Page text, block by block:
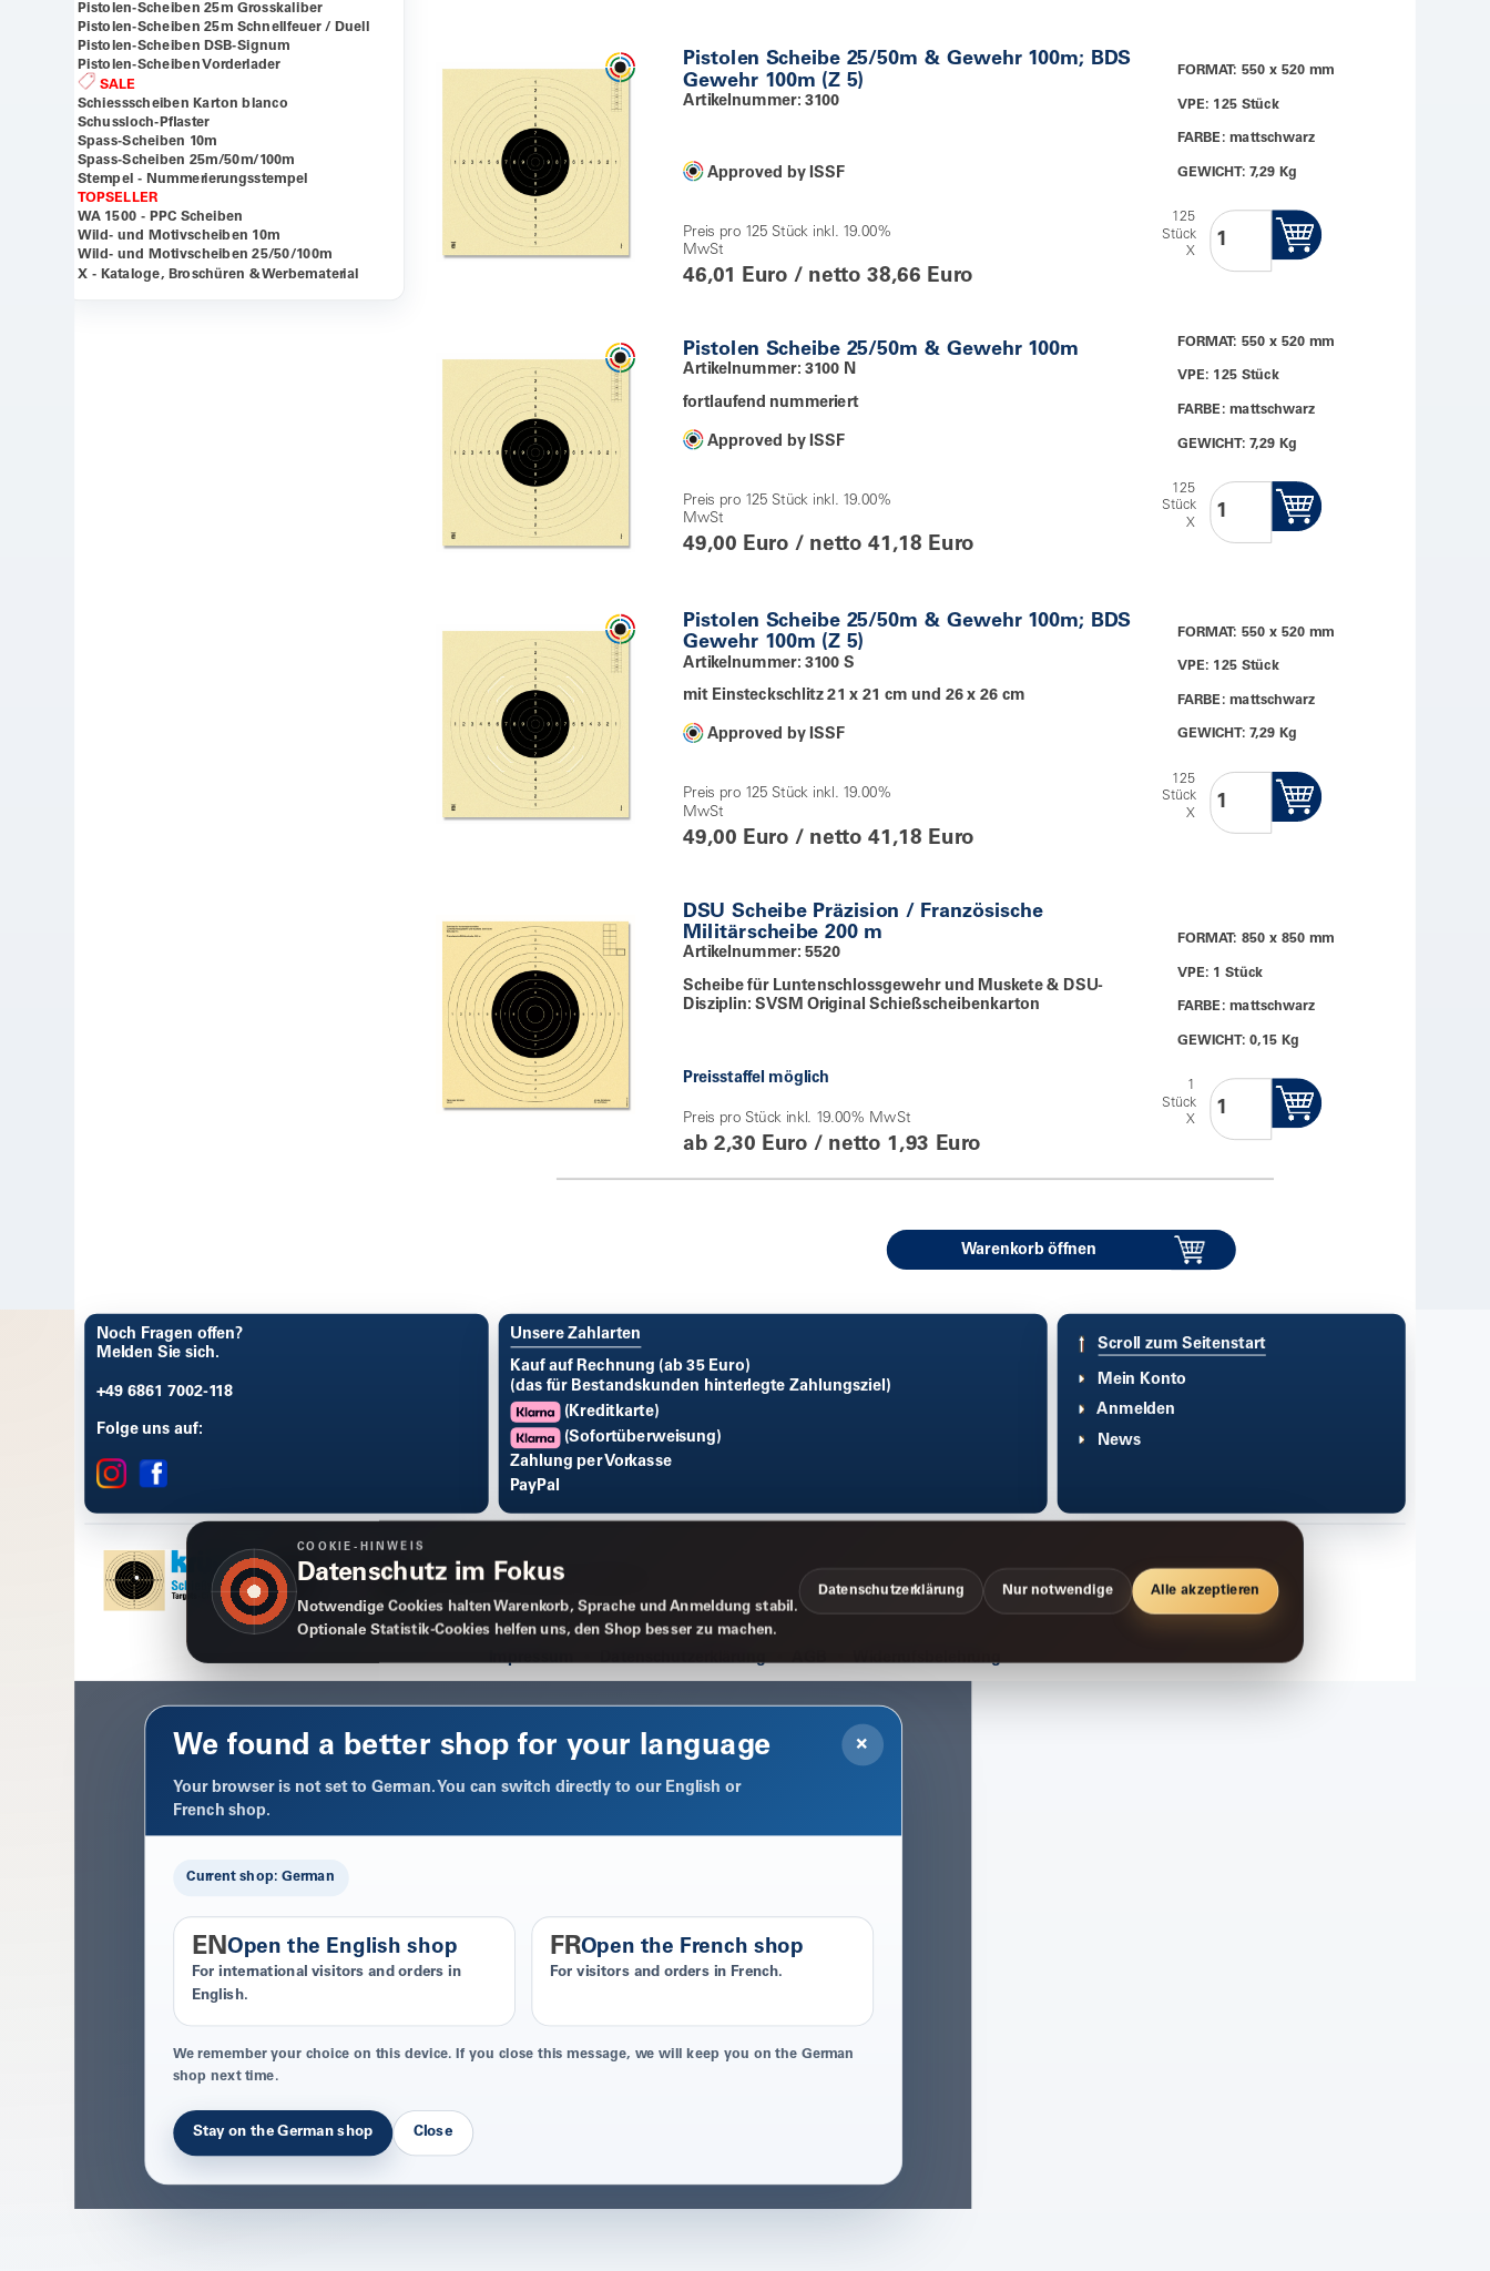
Pistolen Scheibe 25/50m & Gewehr 100m; BDS
Gewehr 100m (Z 5)
Artikelnummer: 3100
Approved by ISSF
Preis pro 125 Stück inkl. 19.00%
MwSt
46,01 Euro / netto 38,66 Euro
FORMAT: 550 x 520 mm
VPE: 125 Stück
FARBE: mattschwarz
GEWICHT: 7,29 Kg
125
Stück
X
Pistolen Scheibe 25/50m & Gewehr 100m
Artikelnummer: 3100 N
fortlaufend nummeriert
Approved by ISSF
Preis pro 125 Stück inkl. 19.00%
MwSt
49,00 Euro / netto 41,18 Euro
FORMAT: 550 x 520 mm
VPE: 125 Stück
FARBE: mattschwarz
GEWICHT: 7,29 Kg
125
Stück
X
Pistolen Scheibe 25/50m & Gewehr 100m; BDS
Gewehr 100m (Z 5)
Artikelnummer: 3100 S
mit Einsteckschlitz 21 x 21 cm und 26 x 26 cm
Approved by ISSF
Preis pro 125 Stück inkl. 19.00%
MwSt
49,00 Euro / netto 41,18 Euro
FORMAT: 550 x 520 mm
VPE: 125 Stück
FARBE: mattschwarz
GEWICHT: 7,29 Kg
125
Stück
X
DSU Scheibe Präzision / Französische
Militärscheibe 200 m
Artikelnummer: 5520
Scheibe für Luntenschlossgewehr und Muskete & DSU-
Disziplin: SVSM Original Schießscheibenkarton
Preisstaffel möglich
Preis pro Stück inkl. 19.00% MwSt
ab 2,30 Euro / netto 1,93 Euro
FORMAT: 850 x 850 mm
VPE: 1 Stück
FARBE: mattschwarz
GEWICHT: 0,15 Kg
1
Stück
X
Warenkorb öffnen
Pistolen-Scheiben 25m Grosskaliber
Pistolen-Scheiben 25m Schnellfeuer / Duell
Pistolen-Scheiben DSB-Signum
Pistolen-Scheiben Vorderlader
SALE
Schiessscheiben Karton blanco
Schussloch-Pflaster
Spass-Scheiben 10m
Spass-Scheiben 25m/50m/100m
Stempel - Nummerierungsstempel
TOPSELLER
WA 1500 - PPC Scheiben
Wild- und Motivscheiben 10m
Wild- und Motivscheiben 25/50/100m
X - Kataloge, Broschüren & Werbematerial
Noch Fragen offen?
Melden Sie sich.
+49 6861 7002-118
Folge uns auf:
Unsere Zahlarten
Kauf auf Rechnung (ab 35 Euro)
(das für Bestandskunden hinterlegte Zahlungsziel)
(Kreditkarte)
(Sofortüberweisung)
Zahlung per Vorkasse
PayPal
Scroll zum Seitenstart
Mein Konto
Anmelden
News
×
We found a better shop for your language
Your browser is not set to German. You can switch directly to our English or
French shop.
Current shop: German
ENOpen the English shop
For international visitors and orders in
English.
FROpen the French shop
For visitors and orders in French.
We remember your choice on this device. If you close this message, we will keep you on the German
shop next time.
Stay on the German shop Close
COOKIE-HINWEIS
Datenschutz im Fokus
Notwendige Cookies halten Warenkorb, Sprache und Anmeldung stabil.
Optionale Statistik-Cookies helfen uns, den Shop besser zu machen.
Datenschutzerklärung Nur notwendige Alle akzeptieren